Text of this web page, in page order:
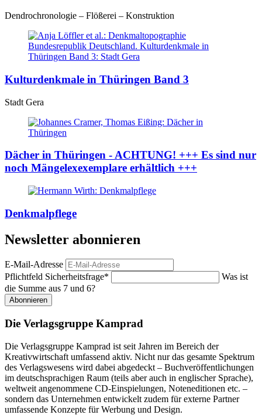
Dendrochronologie – Flößerei – Konstruktion
Kulturdenkmale in Thüringen Band 3
Stadt Gera
Dächer in Thüringen - ACHTUNG! +++ Es sind nur
noch Mängelexexemplare erhältlich +++
Denkmalpflege
Newsletter abonnieren
E-Mail-Adresse
Pflichtfeld Sicherheitsfrage*
Was ist
die Summe aus 7 und 6?
Abonnieren
Die Verlagsgruppe Kamprad
Die Verlagsgruppe Kamprad ist seit Jahren im Bereich der
Kreativwirtschaft umfassend aktiv. Nicht nur das gesamte Spektrum
des Verlagswesens wird dabei abgedeckt – Buchveröffentlichungen
im deutschsprachigen Raum (teils aber auch in englischer Sprache),
weltweit angenommene CD-Einspielungen, Noteneditionen etc. –
sondern das Unternehmen entwickelt zudem für externe Partner
umfassende Konzepte für Werbung und Design.